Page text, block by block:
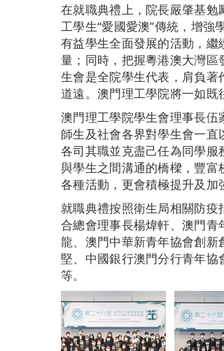
在就職典禮上，院長嚴肇基
工學生“愛國愛澳”傳統，增
有益學生全面發展的活動，
量；同時，把握粵港澳大灣
生會是全院學生代表，肩負
道遠。澳門理工學院將一如既
澳門理工學院學生會理事長
師生及社會各界對學生會一直
各司其職並克盡己任為同學服
與學生之間溝通的橋樑，豐
各種活動，更會積極提升及加
就職典禮按照衛生局相關防
合總會理事長楊煒軒、澳門
龍、澳門中華新青年協會創
堅、中國銀行澳門分行青年
等。